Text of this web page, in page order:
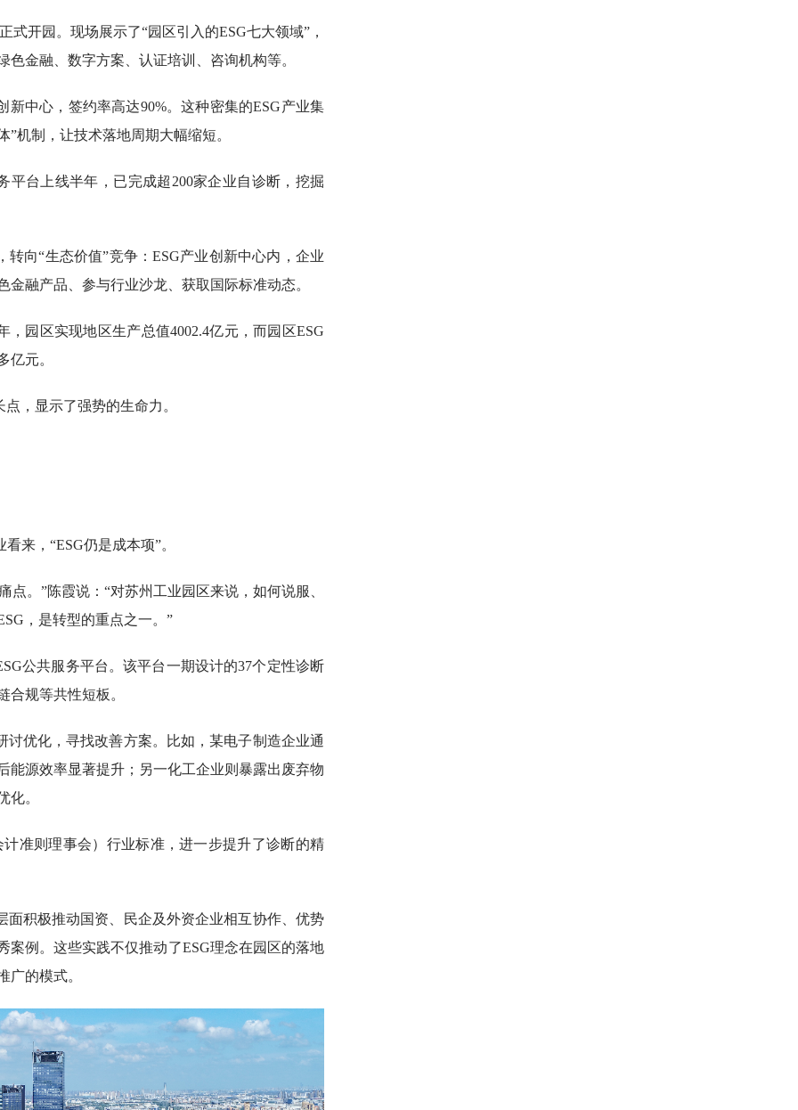
式开园。现场展示了“园区引入的ESG七大领域”，
金融、数字方案、认证培训、咨询机构等。
新中心，签约率高达90%。这种密集的ESG产业集
机制，让技术落地周期大幅缩短。
平台上线半年，已完成超200家企业自诊断，挖掘
向“生态价值”竞争：ESG产业创新中心内，企业
融产品、参与行业沙龙、获取国际标准动态。
，园区实现地区生产总值4002.4亿元，而园区ESG
亿元。
，显示了强势的生命力。
来，“ESG仍是成本项”。
点。”陈霞说：“对苏州工业园区来说，如何说服、
，是转型的重点之一。”
公共服务平台。该平台一期设计的37个定性诊断
合规等共性短板。
讨优化，寻找改善方案。比如，某电子制造企业通
能源效率显著提升；另一化工企业则暴露出废弃物
化。
准则理事会）行业标准，进一步提升了诊断的精
面积极推动国资、民企及外资企业相互协作、优势
案例。这些实践不仅推动了ESG理念在园区的落地
广的模式。